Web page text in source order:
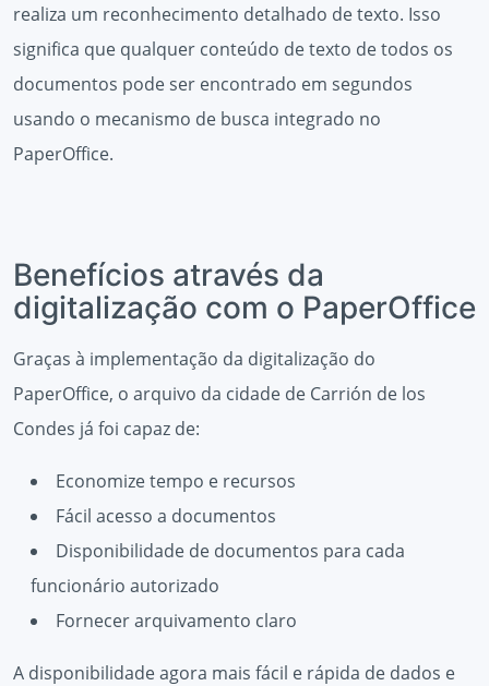
realiza um reconhecimento detalhado de texto. Isso
significa que qualquer conteúdo de texto de todos os
documentos pode ser encontrado em segundos
usando o mecanismo de busca integrado no
PaperOffice.
Benefícios através da
digitalização com o PaperOffice
Graças à implementação da digitalização do
PaperOffice, o arquivo da cidade de Carrión de los
Condes já foi capaz de:
Economize tempo e recursos
Fácil acesso a documentos
Disponibilidade de documentos para cada
funcionário autorizado
Fornecer arquivamento claro
A disponibilidade agora mais fácil e rápida de dados e